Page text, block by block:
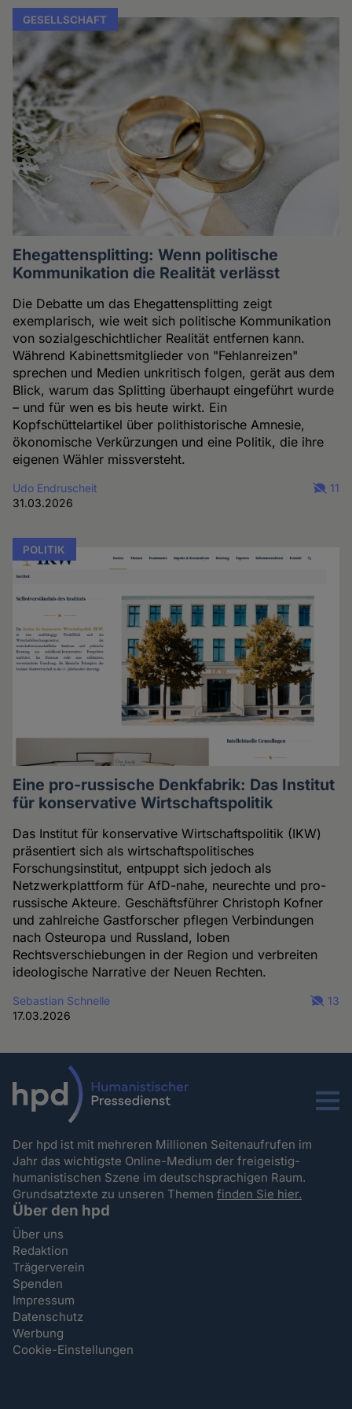
GESELLSCHAFT
Ehegattensplitting: Wenn politische
Kommunikation die Realität verlässt
Die Debatte um das Ehegattensplitting zeigt
exemplarisch, wie weit sich politische Kommunikation
von sozialgeschichtlicher Realität entfernen kann.
Während Kabinettsmitglieder von "Fehlanreizen"
sprechen und Medien unkritisch folgen, gerät aus dem
Blick, warum das Splitting überhaupt eingeführt wurde
– und für wen es bis heute wirkt. Ein
Kopfschüttelartikel über polithistorische Amnesie,
ökonomische Verkürzungen und eine Politik, die ihre
eigenen Wähler missversteht.
Udo Endruscheit
31.03.2026
11
POLITIK
Eine pro-russische Denkfabrik: Das Institut
für konservative Wirtschaftspolitik
Das Institut für konservative Wirtschaftspolitik (IKW)
präsentiert sich als wirtschaftspolitisches
Forschungsinstitut, entpuppt sich jedoch als
Netzwerkplattform für AfD-nahe, neurechte und pro-
russische Akteure. Geschäftsführer Christoph Kofner
und zahlreiche Gastforscher pflegen Verbindungen
nach Osteuropa und Russland, loben
Rechtsverschiebungen in der Region und verbreiten
ideologische Narrative der Neuen Rechten.
Sebastian Schnelle
17.03.2026
13
Menu
Der hpd ist mit mehreren Millionen Seitenaufrufen im
Jahr das wichtigste Online-Medium der freigeistig-
humanistischen Szene im deutschsprachigen Raum.
Grundsatztexte zu unseren Themenfinden Sie hier.
Über den hpd
Über uns
Redaktion
Trägerverein
Spenden
Impressum
Datenschutz
Werbung
Cookie-Einstellungen